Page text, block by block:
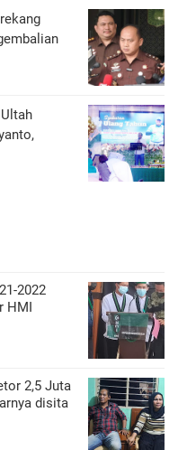
2022
HMI
2,5 Juta
disita